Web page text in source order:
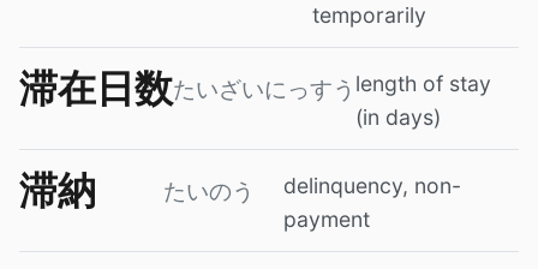
temporarily
滞在日数たいざいにっすう length of stay
(in days)
滞納 たいのう
delinquency, non-
payment